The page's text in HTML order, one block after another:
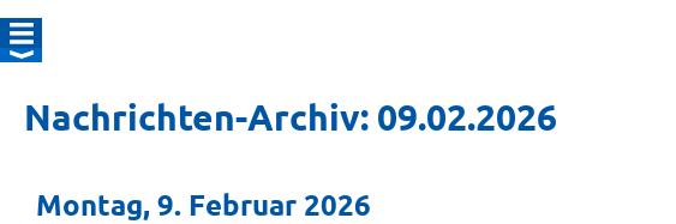
Nachrichten-Archiv: 09.02.2026
Montag, 9. Februar 2026